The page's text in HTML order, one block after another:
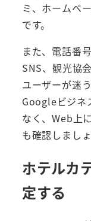
ミ、ホームペ
です。
また、電話番
SNS、観光協
ユーザーが迷
Googleビジネ
なく、Web上
も確認しましょ
ホテルカ
定する